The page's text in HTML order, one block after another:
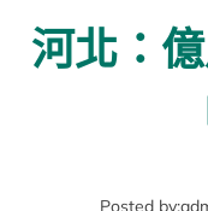
河北：
Posted by: